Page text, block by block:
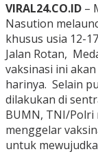
VIRAL24.CO.ID –
Nasution
khusus usia 12-
Jalan Rotan,
vaksinasi ini
harinya. Selain
dilakukan di
BUMN, TNI/Polri
menggelar
untuk